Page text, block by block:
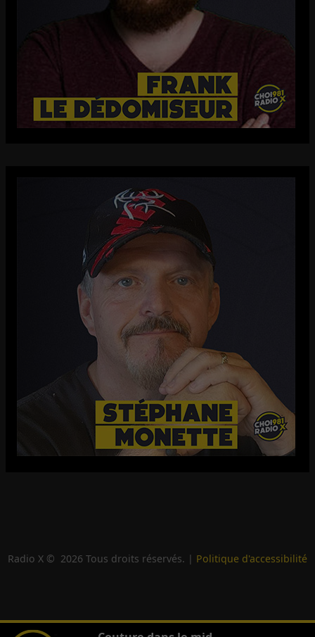
Radio X © 2026 Tous droits réservés. | Politique d'accessibilité